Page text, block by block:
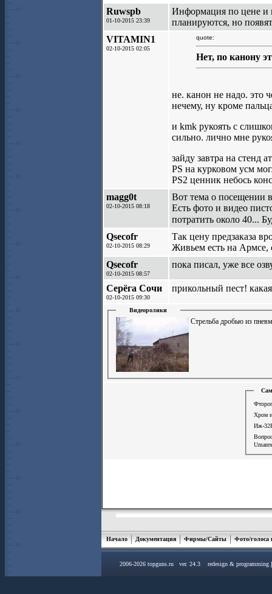
Ruwspb
01-10-2015 23:39
Информация по цене и
планируются, но
VITAMIN1
02-10-2015 02:05
quote:
Нет, по канону
не. канон не надо. это
нечему, ну кроме
и kmk рукоять с
сильно. лично мне
зайду завтра на стенд
PS на курковом усм
PS2 ценник небось
magg0t
02-10-2015 08:18
Вот тема о посещении
Есть фото и видео
потратить около 40...
Qsecofr
02-10-2015 08:29
Так цену предзаказа
Живьем есть на Армсе,
Qsecofr
02-10-2015 08:57
пока писал, уже все
Серёга Сочи
02-10-2015 09:30
прикольный пест!
Видеоролики
Стрельба дробью из
Хром
Иж-
Начало Документация Фирмы/Сайты Фото/голоса
2006-2026 topguns.ru ver. 24.3 redesign & programming